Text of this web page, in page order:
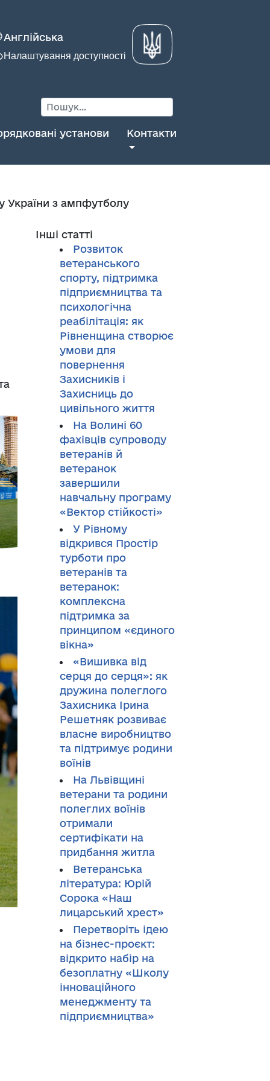
Англійська
Налаштування доступності
установи Контакти
України з ампфутболу
Інші статті
Розвиток
ветеранського
спорту, підтримка
підприємництва та
психологічна
реабілітація: як
Рівненщина створює
умови для
повернення
Захисників і
Захисниць до
цивільного життя
На Волині 60
фахівців супроводу
ветеранів й
ветеранок
завершили
навчальну програму
«Вектор стійкості»
У Рівному
відкрився Простір
турботи про
ветеранів та
ветеранок:
комплексна
підтримка за
принципом «єдиного
вікна»
«Вишивка від
серця до серця»: як
дружина полеглого
Захисника Ірина
Решетняк розвиває
власне виробництво
та підтримує родини
воїнів
На Львівщині
ветерани та родини
полеглих воїнів
отримали
сертифікати на
придбання житла
Ветеранська
література: Юрій
Сорока «Наш
лицарський хрест»
Перетворіть ідею
на бізнес-проєкт:
відкрито набір на
безоплатну «Школу
інноваційного
менеджменту та
підприємництва»